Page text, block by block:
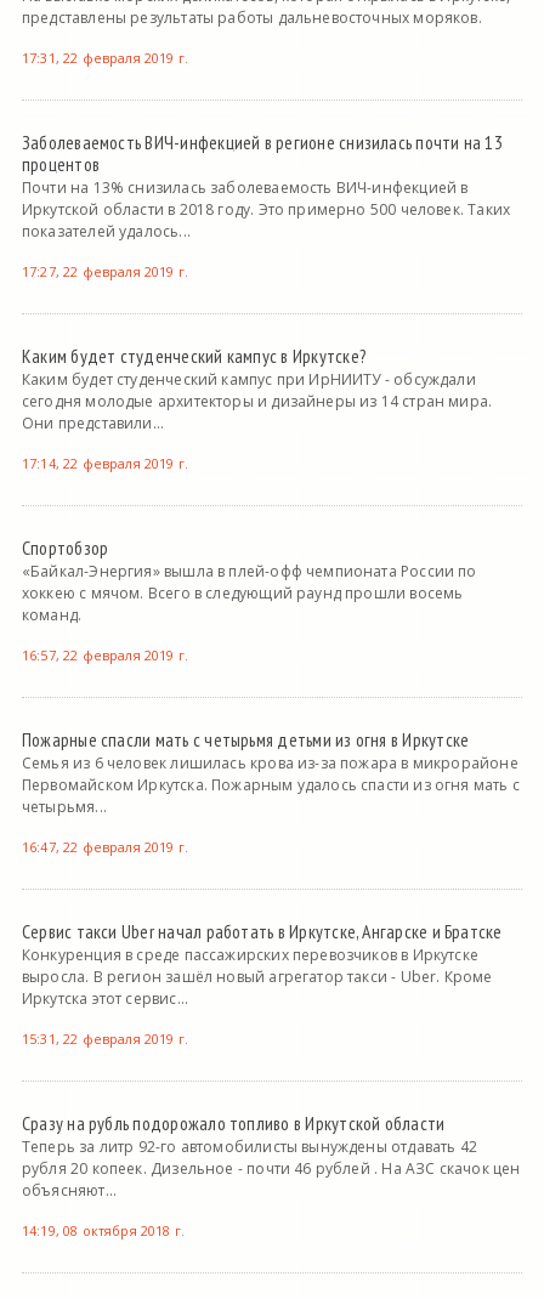
представлены результаты работы дальневосточных моряков.
17:31, 22 февраля 2019 г.
Заболеваемость ВИЧ-инфекцией в регионе снизилась почти на 13
процентов
Почти на 13% снизилась заболеваемость ВИЧ-инфекцией в
Иркутской области в 2018 году. Это примерно 500 человек. Таких
показателей удалось...
17:27, 22 февраля 2019 г.
Каким будет студенческий кампус в Иркутске?
Каким будет студенческий кампус при ИрНИИТУ - обсуждали
сегодня молодые архитекторы и дизайнеры из 14 стран мира.
Они представили...
17:14, 22 февраля 2019 г.
Спортобзор
«Байкал-Энергия» вышла в плей-офф чемпионата России по
хоккею с мячом. Всего в следующий раунд прошли восемь
команд.
16:57, 22 февраля 2019 г.
Пожарные спасли мать с четырьмя детьми из огня в Иркутске
Семья из 6 человек лишилась крова из-за пожара в микрорайоне
Первомайском Иркутска. Пожарным удалось спасти из огня мать с
четырьмя...
16:47, 22 февраля 2019 г.
Сервис такси Uber начал работать в Иркутске, Ангарске и Братске
Конкуренция в среде пассажирских перевозчиков в Иркутске
выросла. В регион зашёл новый агрегатор такси - Uber. Кроме
Иркутска этот сервис...
15:31, 22 февраля 2019 г.
Сразу на рубль подорожало топливо в Иркутской области
Теперь за литр 92-го автомобилисты вынуждены отдавать 42
рубля 20 копеек. Дизельное - почти 46 рублей . На АЗС скачок цен
объясняют...
14:19, 08 октября 2018 г.